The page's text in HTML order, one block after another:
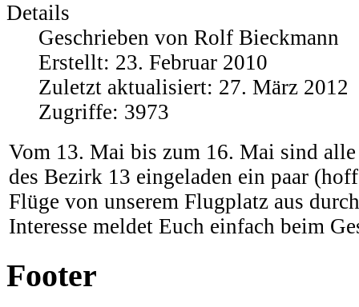
Details
Geschrieben von Rolf Bieckmann
Erstellt: 23. Februar 2010
Zuletzt aktualisiert: 27. März 2012
Zugriffe: 3973
Vom 13. Mai bis zum 16. Mai sind
des Bezirk 13 eingeladen ein paar
Flüge von unserem Flugplatz aus
Interesse meldet Euch einfach beim
Footer